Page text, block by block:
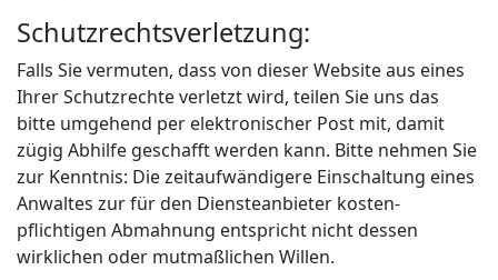
Schutzrechtsverletzung:
Falls Sie vermuten, dass von dieser Website aus eines
Ihrer Schutzrechte verletzt wird, teilen Sie uns das
bitte umgehend per elektronischer Post mit, damit
zügig Abhilfe geschafft werden kann. Bitte nehmen Sie
zur Kenntnis: Die zeitaufwändigere Einschaltung eines
Anwaltes zur für den Diensteanbieter kosten-
pflichtigen Abmahnung entspricht nicht dessen
wirklichen oder mutmaßlichen Willen.